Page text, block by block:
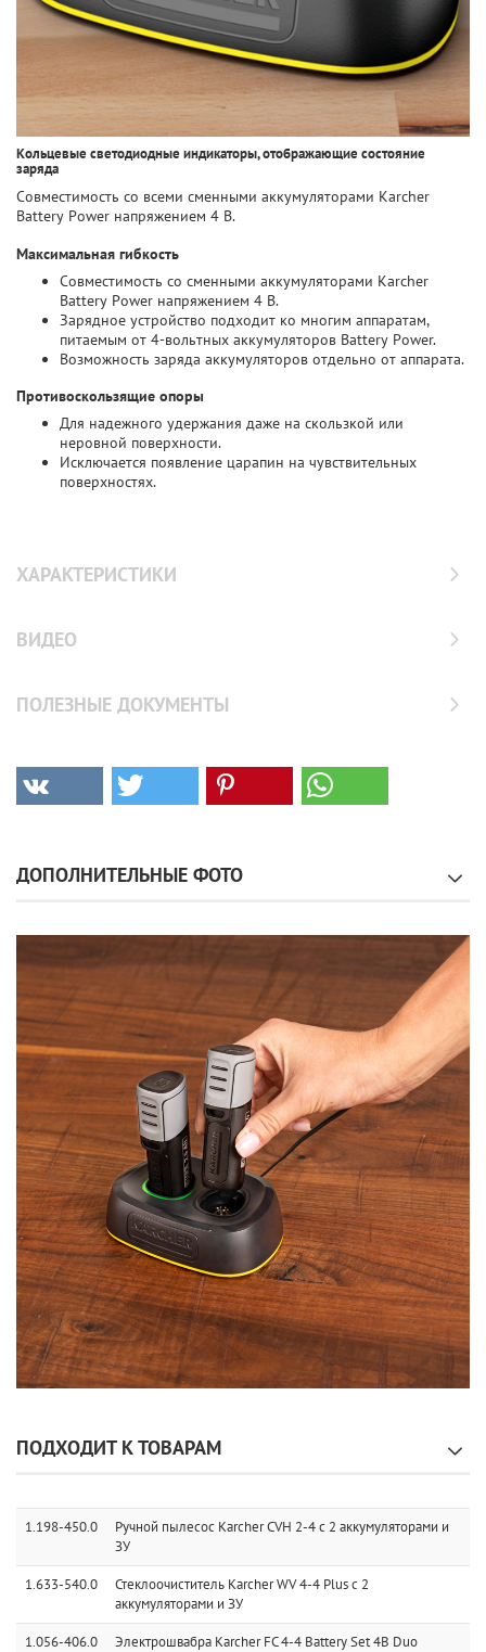
Кольцевые светодиодные индикаторы, отображающие состояние
заряда
Совместимость со всеми сменными аккумуляторами Karcher
Battery Power напряжением 4 В.
Максимальная гибкость
Совместимость со сменными аккумуляторами Karcher
Battery Power напряжением 4 В.
Зарядное устройство подходит ко многим аппаратам,
питаемым от 4-вольтных аккумуляторов Battery Power.
Возможность заряда аккумуляторов отдельно от аппарата.
Противоскользящие опоры
Для надежного удержания даже на скользкой или
неровной поверхности.
Исключается появление царапин на чувствительных
поверхностях.
ХАРАКТЕРИСТИКИ
ВИДЕО
ПОЛЕЗНЫЕ ДОКУМЕНТЫ
ДОПОЛНИТЕЛЬНЫЕ ФОТО
ПОДХОДИТ К ТОВАРАМ
1.198-450.0
Ручной пылесос Karcher CVH 2-4 с 2 аккумуляторами и
ЗУ
1.633-540.0
Стеклоочиститель Karcher WV 4-4 Plus с 2
аккумуляторами и ЗУ
1.056-406.0 Электрошвабра Karcher FC 4-4 Battery Set 4B Duo